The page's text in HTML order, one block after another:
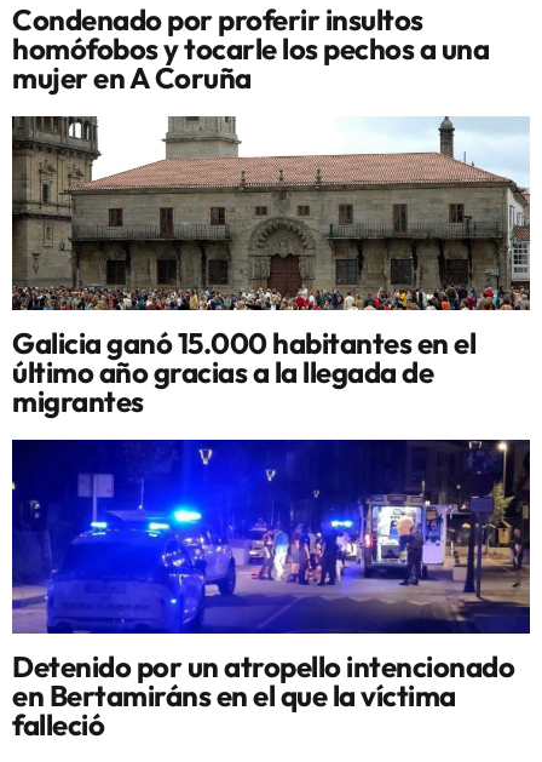
Condenado por proferir insultos
homófobos y tocarle los pechos a una
mujer en A Coruña
Galicia ganó 15.000 habitantes en el
último año gracias a la llegada de
migrantes
Detenido por un atropello intencionado
en Bertamiráns en el que la víctima
falleció